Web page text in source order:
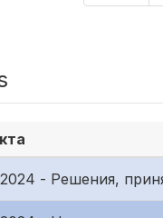
- Решения,